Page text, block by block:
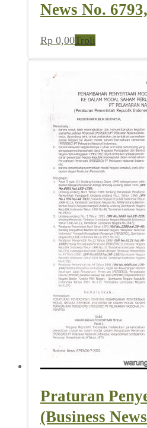
News No.
Rp 0,00Troli
Praturan
(Business